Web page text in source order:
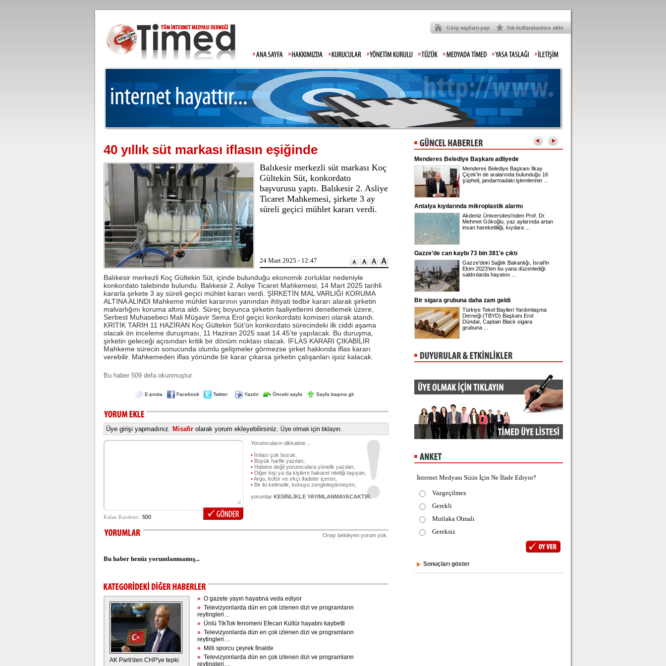
40 yıllık süt markası iflasın eşiğinde
Balıkesir merkezli süt markası Koç
Gültekin Süt, konkordato
başvurusu yaptı. Balıkesir 2. Asliye
Ticaret Mahkemesi, şirkete 3 ay
süreli geçici mühlet kararı verdi.
24 Mart 2025 - 12:47
Balıkesir merkezli Koç Gültekin Süt, içinde bulunduğu ekonomik zorluklar nedeniyle
konkordato talebinde bulundu. Balıkesir 2. Asliye Ticaret Mahkemesi, 14 Mart 2025 tarihli
kararla şirkete 3 ay süreli geçici mühlet kararı verdi. ŞİRKETİN MAL VARLIĞI KORUMA
ALTINA ALINDI Mahkeme mühlet kararının yanından ihtiyati tedbir kararı alarak şirketin
malvarlığını koruma altına aldı. Süreç boyunca şirketin faaliyetlerini denetlemek üzere,
Serbest Muhasebeci Mali Müşavir Sema Erol geçici konkordato komiseri olarak atandı.
KRİTİK TARİH 11 HAZİRAN Koç Gültekin Süt’ün konkordato sürecindeki ilk ciddi aşama
olacak ön inceleme duruşması, 11 Haziran 2025 saat 14.45’te yapılacak. Bu duruşma,
şirketin geleceği açısından kritik bir dönüm noktası olacak. İFLAS KARARI ÇIKABİLİR
Mahkeme sürecin sonucunda olumlu gelişmeler görmezse şirket hakkında iflas kararı
verebilir. Mahkemeden iflas yönünde bir karar çıkarsa şirketin çalışanları işsiz kalacak.
Bu haber 509 defa okunmuştur.
E-posta Facebook Twitter Yazdır Önceki sayfa Sayfa başına git
Üye girişi yapmadınız. Misafir olarak yorum ekleyebilirsiniz. Üye olmak için tıklayın.
Yorumcuların dikkatine…
• İmlası çok bozuk,
• Büyük harfle yazılan,
• Habere değil yorumculara yönelik yazılan,
• Diğer kişi ya da kişilere hakaret niteliği taşıyan,
•Argo, küfür ve ırkçı ifadeler içeren,
• Bir iki kelimelik, konuyu zenginleştirmeyen,
yorumlar KESİNLİKLE YAYIMLANMAYACAKTIR.
Onay bekleyen yorum yok.
Bu haber henüz yorumlanmamış...
AK Parti'den CHP'ye tepki
» O gazete yayın hayatına veda ediyor
» Televizyonlarda dün en çok izlenen dizi ve programların
reytingleri…
» Ünlü TikTok fenomeni Efecan Kültür hayatını kaybetti
» Televizyonlarda dün en çok izlenen dizi ve programların
reytingleri…
» Milli sporcu çeyrek finalde
» Televizyonlarda dün en çok izlenen dizi ve programların
reytingleri…
Allah'tan korkmadınız!Gülistan Doku’nun kaybolmasıyla ilgili
soruşturmada gözaltına alınan 2 kişi
adliyeye sevk edildi. ...
Lahmacun ve kebapta hile!
Beşiktaş Kulübü, futbolculardan
Wilfred Ndidi'nin ayak bileğinde
ligaman yaralanması tespit edildiğini
duyurdu.
Kılıçdaroğlu'ndan esnafa ziyaret
CHP Genel Başkanı Kemal
Kılıçdaroğlu, Ankara Ulus'ta esnaf
ziyareti yaptı. Kılıçdaroğlu'na parti
yöneticileri eşlik etti.
Menderes Belediye Başkanı adliyede
Menderes Belediye Başkanı İlkay
Çiçek'in de aralarında bulunduğu 16
şüpheli, jandarmadaki işlemlerinin ...
Antalya kıyılarında mikroplastik alarmı
Akdeniz Üniversitesi’nden Prof. Dr.
Mehmet Gökoğlu, yaz aylarında artan
insan hareketliliği, kıyılara ...
Gazze'de can kaybı 73 bin 381'e çıktı
Gazze’deki Sağlık Bakanlığı, İsrail’in
Ekim 2023’ten bu yana düzenlediği
saldırılarda hayatını ...
Bir sigara grubuna daha zam geldi
Türkiye Tekel Bayileri Yardımlaşma
Derneği (TBYD) Başkanı Erol
Dündar, Captain Black sigara
grubuna ...
İnternet Medyası Sizin İçin Ne İfade Ediyor?
Vazgeçilmez
Gerekli
Mutlaka Olmalı
Gereksiz
Sonuçları göster